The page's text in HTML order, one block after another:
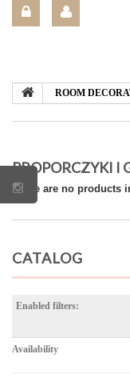
ROOM
PROPORCZYKI I
There are no products
CATALOG
Enabled filters:
Availability